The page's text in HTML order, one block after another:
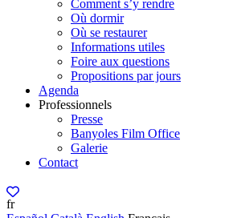
Comment s’y rendre
Où dormir
Où se restaurer
Informations utiles
Foire aux questions
Propositions par jours
Agenda
Professionnels
Presse
Banyoles Film Office
Galerie
Contact
fr